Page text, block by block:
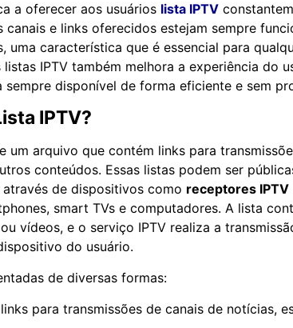
a oferecer aos usuários lista IPTV
canais e links oferecidos estejam sempre
uma característica que é essencial para
listas IPTV também melhora a experiência do
disponível de forma eficiente e sem
IPTV?
um arquivo que contém links para
conteúdos. Essas listas podem ser
de dispositivos como receptores IPTV
smart TVs e computadores. A lista
vídeos, e o serviço IPTV realiza a
do usuário.
de diversas formas:
para transmissões de canais de notícias,